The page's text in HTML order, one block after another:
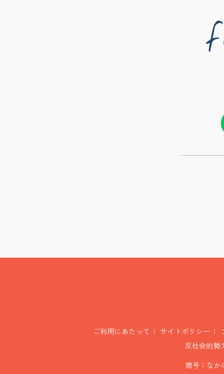
ご利用にあたって サイトポリシー
反社会的勢
商号：な